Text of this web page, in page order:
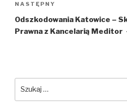
Następny
wpis
NASTĘPNY
Odszkodowania Katowice –
Prawna z Kancelarią Meditor